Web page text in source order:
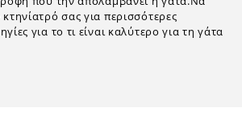
σας για περισσότερες
για το τι είναι καλύτερο για τη γάτα